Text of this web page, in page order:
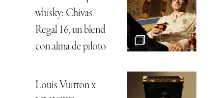
whisky: Chivas
Regal 16, un blend
con alma de piloto
Louis Vuitton x